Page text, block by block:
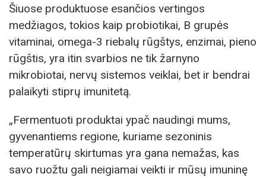
Šiuose produktuose esančios vertingos
medžiagos, tokios kaip probiotikai, B grupės
vitaminai, omega-3 riebalų rūgštys, enzimai, pieno
rūgštis, yra itin svarbios ne tik žarnyno
mikrobiotai, nervų sistemos veiklai, bet ir bendrai
palaikyti stiprų imunitetą.
„Fermentuoti produktai ypač naudingi mums,
gyvenantiems regione, kuriame sezoninis
temperatūrų skirtumas yra gana nemažas, kas
savo ruožtu gali neigiamai veikti ir mūsų imuninę